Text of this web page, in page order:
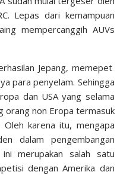
Lepas dari kemampuan
mempercanggih AUVs
Jepang, memepet
para penyelam. Sehingga
dan USA yang selama
orang non Eropa termasuk
Oleh karena itu, mengapa
dalam pengembangan
merupakan salah satu
dengan Amerika dan